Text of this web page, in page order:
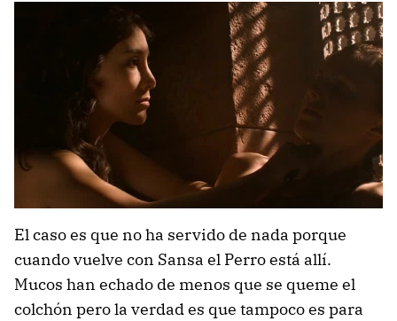
El caso es que no ha servido de nada porque
cuando vuelve con Sansa el Perro está allí.
Mucos han echado de menos que se queme el
colchón pero la verdad es que tampoco es para